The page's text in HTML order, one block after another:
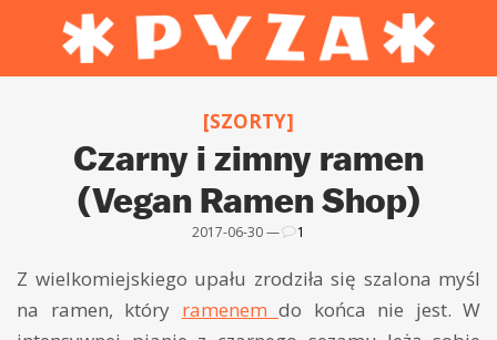
[SZORTY]
Czarny i zimny ramen
(Vegan Ramen Shop)
2017-06-30 — 1
Z wielkomiejskiego upału zrodziła się szalona myśl
na ramen, który ramenem do końca nie jest. W